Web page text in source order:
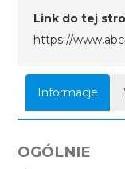
Link do tej
https://
Informacje
OGÓLNIE